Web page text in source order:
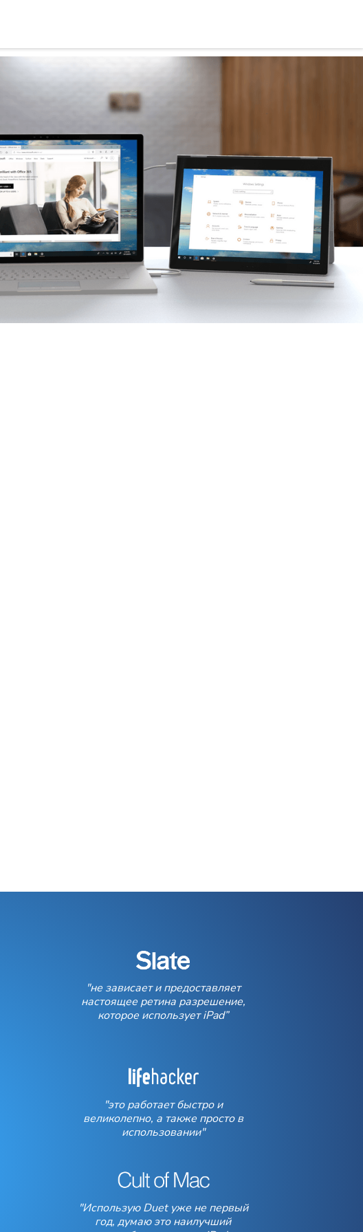
"не зависает и предоставляет
настоящее ретина разрешение,
которое использует iPad”
"это работает быстро и
великолепно, а также просто в
использовании"
"Использую Duet уже не первый
год, думаю это наилучший